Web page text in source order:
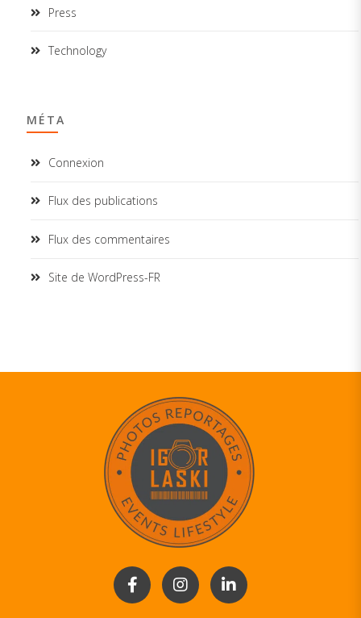
Press
Technology
MÉTA
Connexion
Flux des publications
Flux des commentaires
Site de WordPress-FR